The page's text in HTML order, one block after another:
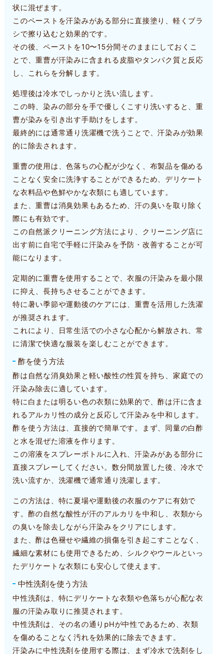
状に混ぜます。
このペーストを汗染みがある部分に直接塗り、軽くブラ
シで擦り込むと効果的です。
その後、ペーストを10〜15分間そのままにしておくこ
とで、重曹が汗染みに含まれる皮脂やタンパク質と反応
し、これらを分解します。
処理後は冷水でしっかりと洗い流します。
この時、染みの部分を手で優しくこすり洗いすると、重
曹が染みを引き出す手助けをします。
最終的には通常通り洗濯機で洗うことで、汗染みが効果
的に除去されます。
重曹の使用は、色落ちの心配が少なく、布製品を傷める
ことなく安全に洗浄することができるため、デリケート
な衣料品や色鮮やかな衣類にも適しています。
また、重曹は消臭効果もあるため、汗の臭いを取り除く
際にも有効です。
この自然派クリーニング方法により、クリーニング店に
出す前に自宅で手軽に汗染みを予防・改善することが可
能になります。
定期的に重曹を使用することで、衣服の汗染みを最小限
に抑え、長持ちさせることができます。
特に暑い季節や運動後のケアには、重曹を活用した洗濯
が推奨されます。
これにより、日常生活での小さな心配から解放され、常
に清潔で快適な服装を楽しむことができます。
酢を使う方法
酢は自然な消臭効果と軽い酸性の性質を持ち、家庭での
汗染み除去に適しています。
特に白または明るい色の衣類に効果的で、酢は汗に含ま
れるアルカリ性の成分と反応して汗染みを中和します。
酢を使う方法は、直接的で簡単です。まず、同量の白酢
と水を混ぜた溶液を作ります。
この溶液をスプレーボトルに入れ、汗染みがある部分に
直接スプレーしてください。数分間放置した後、冷水で
洗い流すか、洗濯機で通常通り洗濯します。
この方法は、特に夏場や運動後の衣服のケアに有効で
す。酢の自然な酸性が汗のアルカリを中和し、衣類から
の臭いを除去しながら汗染みをクリアにします。
また、酢は色褪せや繊維の損傷を引き起こすことなく、
繊細な素材にも使用できるため、シルクやウールといっ
たデリケートな衣類にも安心して使えます。
中性洗剤を使う方法
中性洗剤は、特にデリケートな衣類や色落ちが心配な衣
服の汗染み取りに推奨されます。
中性洗剤は、その名の通りpHが中性であるため、衣類
を傷めることなく汚れを効果的に除去できます。
汗染みに中性洗剤を使用する際は、まず冷水で洗剤をし